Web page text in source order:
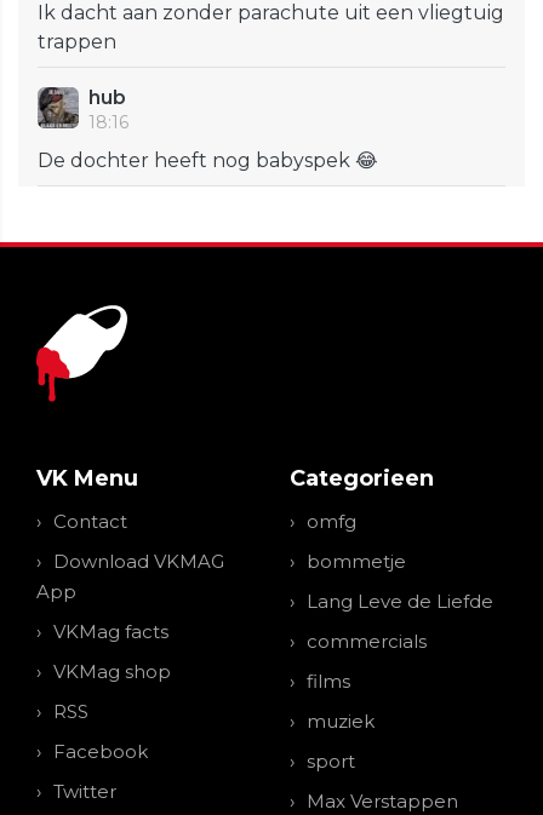
Ik dacht aan zonder parachute uit een vliegtuig
trappen
hub
18:16
De dochter heeft nog babyspek 😂
VK Menu
Contact
Download VKMAG
App
VKMag facts
VKMag shop
RSS
Facebook
Twitter
Categorieen
omfg
bommetje
Lang Leve de Liefde
commercials
films
muziek
sport
Max Verstappen